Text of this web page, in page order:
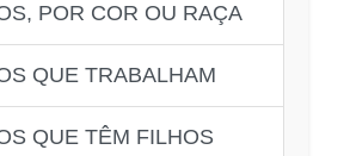
POR COR OU RAÇA
QUE TRABALHAM
QUE TÊM FILHOS